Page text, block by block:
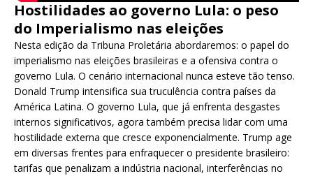
Hostilidades ao governo Lula: o peso
do Imperialismo nas eleições
Nesta edição da Tribuna Proletária abordaremos: o papel do
imperialismo nas eleições brasileiras e a ofensiva contra o
governo Lula. O cenário internacional nunca esteve tão tenso.
Donald Trump intensifica sua truculência contra países da
América Latina. O governo Lula, que já enfrenta desgastes
internos significativos, agora também precisa lidar com uma
hostilidade externa que cresce exponencialmente. Trump age
em diversas frentes para enfraquecer o presidente brasileiro:
tarifas que penalizam a indústria nacional, interferências no